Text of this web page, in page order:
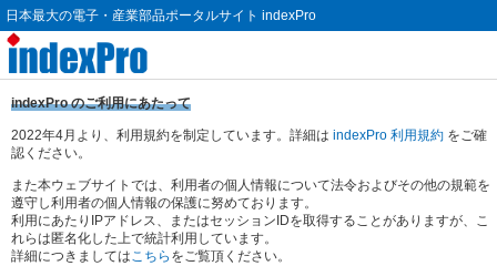
日本最大の電子・産業部品ポータルサイト indexPro
indexPro のご利用にあたって
2022年4月より、利用規約を制定しています。詳細は indexPro 利用規約 をご確
認ください。
また本ウェブサイトでは、利用者の個人情報について法令およびその他の規範を
遵守し利用者の個人情報の保護に努めております。
利用にあたりIPアドレス、またはセッションIDを取得することがありますが、こ
れらは匿名化した上で統計利用しています。
詳細につきましてはこちら をご覧頂ください。